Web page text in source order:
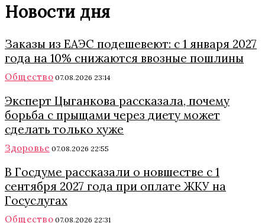
Новости дня
Заказы из ЕАЭС подешевеют: с 1 января 2027
года на 10% снижаются ввозные пошлины
Общество 07.08.2026 23:14
Эксперт Цыганкова рассказала, почему
борьба с прыщами через диету может
сделать только хуже
Здоровье 07.08.2026 22:55
В Госдуме рассказали о новшестве с 1
сентября 2027 года при оплате ЖКУ на
Госуслугах
Общество 07.08.2026 22:31